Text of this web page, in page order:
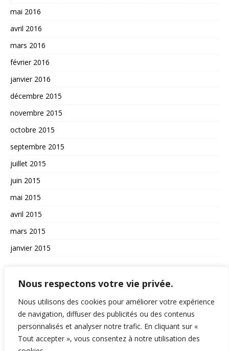
Nous respectons votre vie privée.
Nous utilisons des cookies pour améliorer votre expérience
de navigation, diffuser des publicités ou des contenus
personnalisés et analyser notre trafic. En cliquant sur «
Tout accepter », vous consentez à notre utilisation des
mai 2016
avril 2016
mars 2016
février 2016
janvier 2016
décembre 2015
novembre 2015
octobre 2015
septembre 2015
juillet 2015
juin 2015
mai 2015
avril 2015
mars 2015
janvier 2015
La vie du site
A propos et contact
Politique de confidentialité
RSS